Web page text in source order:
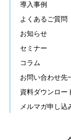
導入事例
よくあるご質問
お知らせ
セミナー
コラム
お問い合わせ先
資料ダウンロー
メルマガ申し込